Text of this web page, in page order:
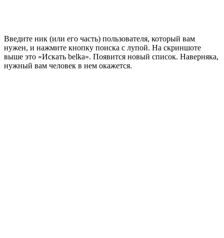
Введите ник (или его часть) пользователя, который вам
нужен, и нажмите кнопку поиска с лупой. На скриншоте
выше это «Искать belka». Появится новый список. Наверняка,
нужный вам человек в нем окажется.